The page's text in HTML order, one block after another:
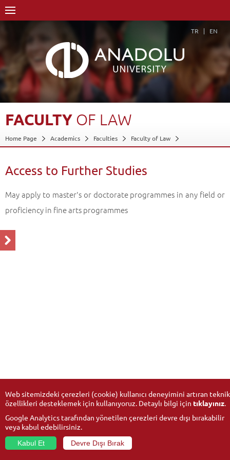
TR EN
FACULTY OF LAW
Home Page Academics Faculties
Faculty of Law
Access to Further Studies
May apply to master's or doctorate programmes in any field or
proficiency in fine arts programmes
Web sitemizdeki çerezleri (cookie) kullanıcı deneyimini artıran teknik
özellikleri desteklemek için kullanıyoruz. Detaylı bilgi için tıklayınız.
Google Analytics tarafından yönetilen çerezleri devre dışı bırakabilir
veya kabul edebilirsiniz.
Kabul Et
Devre Dışı Bırak
© 2026Anadolu University- All rights reserved.